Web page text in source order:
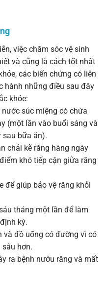
việc chăm sóc vệ sinh
và cũng là cách tốt nhất
các biến chứng có liên
hành những điều sau đây
khỏe:
súc miệng có chứa
(một lần vào buổi sáng và
sau bữa ăn).
chải kẽ răng hàng ngày
khó tiếp cận giữa răng
để giúp bảo vệ răng khỏi
tháng một lần để làm
kỳ.
và đồ uống có đường vì có
sâu hơn.
ra bệnh nướu răng và mất